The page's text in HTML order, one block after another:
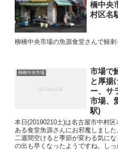
橋中央
村区名
柳橋中央市場の魚源食堂さんで鰆
柳橋中央市場
市場で
と厚揚
ー、サ
市場、
駅)
本日(20190210土)は名古屋市中村
ある食堂魚源さんにお邪魔しました
二週間空けると季節が変わる気に
の出も早くなったようですね。しっ